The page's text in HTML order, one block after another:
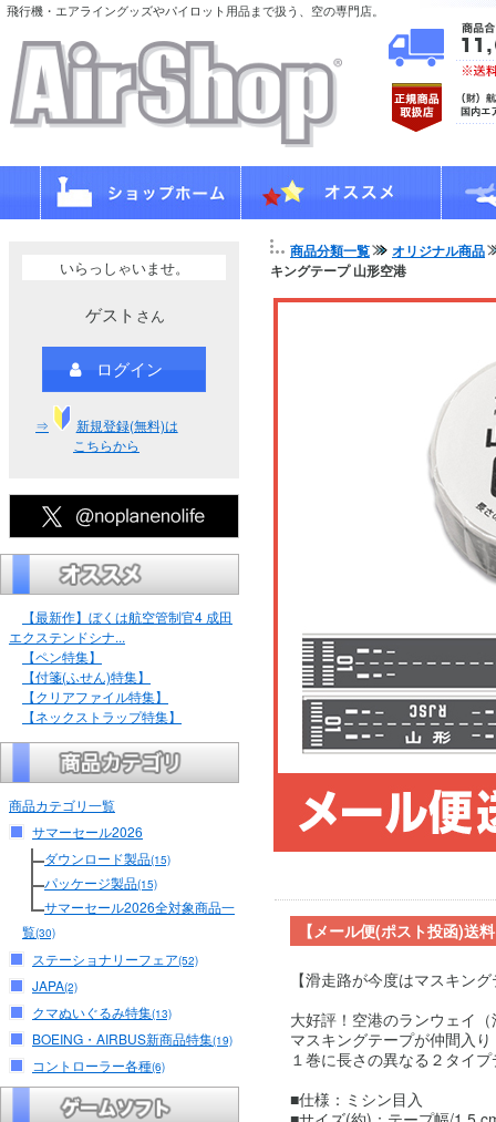
飛行機・エアライングッズやパイロット用品まで扱う、空の専門店。
いらっしゃいませ。
ゲスト さん
ログイン
⇒
新規登録(無料)は
こちらから
【最新作】ぼくは航空管制官4 成田
エクステンドシナ...
【ペン特集】
【付箋(ふせん)特集】
【クリアファイル特集】
【ネックストラップ特集】
商品カテゴリ一覧
サマーセール2026
ダウンロード製品(15)
パッケージ製品(15)
サマーセール2026全対象商品一
覧(30)
ステーショナリーフェア(52)
JAPA(2)
クマぬいぐるみ特集(13)
BOEING・AIRBUS新商品特集(19)
コントローラー各種(6)
商品分類一覧
オリジナル商品
キングテープ 山形空港
【メール便(ポスト投函)送
【滑走路が今度はマスキン
大好評！空港のランウェイ
マスキングテープが仲間入り
１巻に長さの異なる２タイ
■仕様：ミシン目入